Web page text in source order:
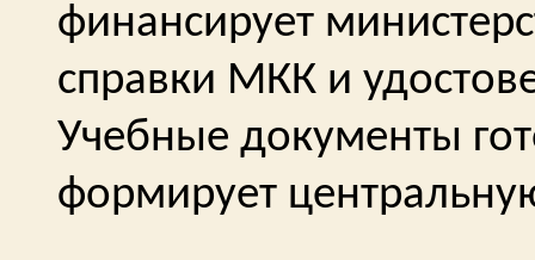
финансирует
справки МКК и
Учебные документы
формирует